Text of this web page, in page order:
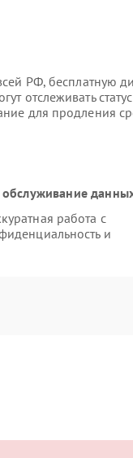
РФ, бесплатную
отслеживать
для продления
работа с
и